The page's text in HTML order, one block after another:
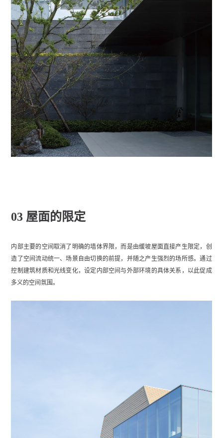
03 屋面的限定
内部主要的空间取消了明确的墙体界限，而是由缓坡屋面直接产生限定，创
造了空间流动统一、场景自由切换的前提，并随之产生强烈的场所感。通过
控制建筑材质和光线变化，设定内部空间与外部环境的具体关系，以此促成
多义的空间氛围。